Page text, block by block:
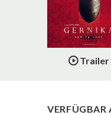
Trailer
VERFÜGBAR